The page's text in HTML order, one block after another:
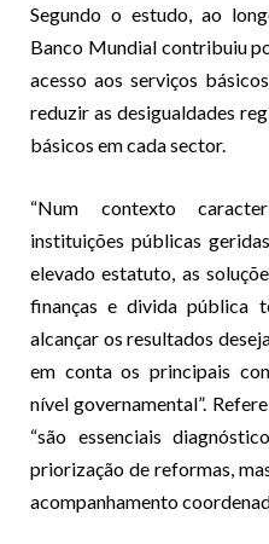
Segundo o estudo, ao
Banco Mundial contribuiu
acesso aos serviços
reduzir as desigualdades
básicos em cada sector.
“Num contexto
instituições públicas
elevado estatuto, as
finanças e divida pública
alcançar os resultados
em conta os principais
nível governamental”.
“são essenciais
priorização de reformas,
acompanhamento